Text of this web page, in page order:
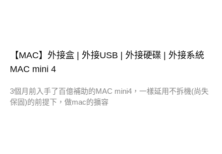
【MAC】外接盒 | 外接USB | 外接硬碟 | 外接系統
MAC mini 4
3個月前入手了百億補助的MAC mini4，一樣延用不拆機(尚失
保固)的前提下，做mac的擴容